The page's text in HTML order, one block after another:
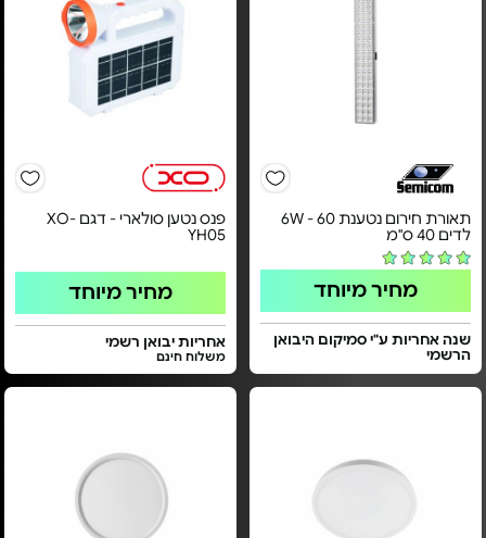
תאורת חירום נטענת 6W - 60
לדים 40 ס"מ
מחיר מיוחד
שנה אחריות ע"י סמיקום היבואן
הרשמי
פנס נטען סולארי - דגם XO-
YH05
מחיר מיוחד
אחריות יבואן רשמי
משלוח חינם